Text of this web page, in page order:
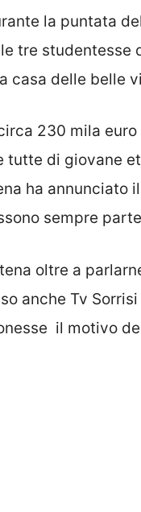
la puntata
tre studentesse
casa delle belle
230 mila
di giovane
ha annunciato
sempre
oltre a
anche Tv
il motivo